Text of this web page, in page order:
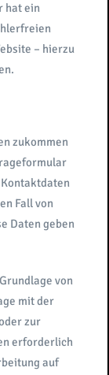
hat ein
– hierzu
zukommen
Fall von
Daten geben
von
mit der
zur
erforderlich
auf